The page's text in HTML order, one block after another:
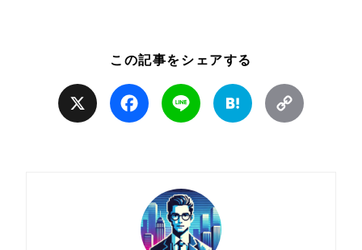
この記事をシェアする
Facebook Line Hatena